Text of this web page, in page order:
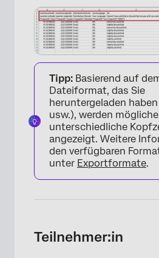
Tipp: Basierend auf
Dateiformat, das Sie
heruntergeladen haben
usw.), werden
unterschiedliche
angezeigt. Weitere
den verfügbaren
unter Exportformate.
Teilnehmer:in